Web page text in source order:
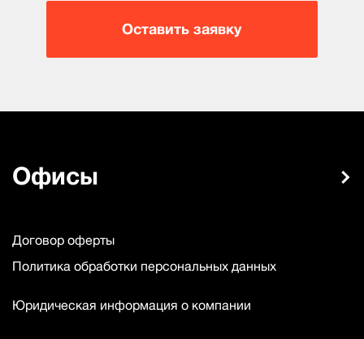
Оставить заявку
Офисы
Договор оферты
Политика обработки персональных данных
Юридическая информация о компании